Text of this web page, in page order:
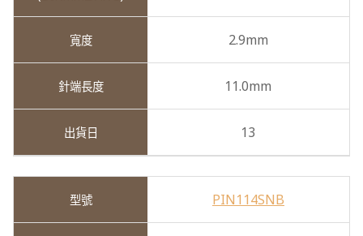
2.9mm
11.0mm
13
PIN114SNB